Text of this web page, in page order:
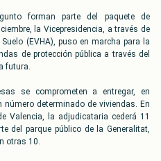
forman parte del paquete de
la Vicepresidencia, a través de
(EVHA), puso en marcha para la
de protección pública a través del
futura.
se comprometen a entregar, en
número determinado de viviendas. En
Valencia, la adjudicataria cederá 11
del parque público de la Generalitat,
otras 10.